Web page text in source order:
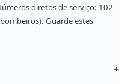
diretos de serviço: 102
Guarde estes
+